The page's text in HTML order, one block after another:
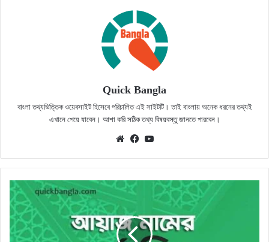
Quick Bangla
বাংলা তথ্যভিত্তিক ওয়েবসাইট হিসেবে পরিচালিত এই সাইটটি। তাই বাংলায় অনেক ধরনের তথ্যই
এখানে পেয়ে যাবেন। আশা করি সঠিক তথ্য বিষয়বস্তু জানতে পারবেন।
WebsiteFacebook
আয়াজ
নামের
অর্থ
কি?
সঠিক